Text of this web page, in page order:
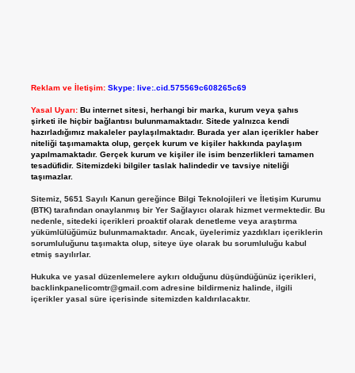
Reklam ve İletişim: Skype: live:.cid.575569c608265c69
Yasal Uyarı: Bu internet sitesi, herhangi bir marka, kurum veya şahıs
şirketi ile hiçbir bağlantısı bulunmamaktadır. Sitede yalnızca kendi
hazırladığımız makaleler paylaşılmaktadır. Burada yer alan içerikler haber
niteliği taşımamakta olup, gerçek kurum ve kişiler hakkında paylaşım
yapılmamaktadır. Gerçek kurum ve kişiler ile isim benzerlikleri tamamen
tesadüfidir. Sitemizdeki bilgiler taslak halindedir ve tavsiye niteliği
taşımazlar.
Sitemiz, 5651 Sayılı Kanun gereğince Bilgi Teknolojileri ve İletişim Kurumu
(BTK) tarafından onaylanmış bir Yer Sağlayıcı olarak hizmet vermektedir. Bu
nedenle, sitedeki içerikleri proaktif olarak denetleme veya araştırma
yükümlülüğümüz bulunmamaktadır. Ancak, üyelerimiz yazdıkları içeriklerin
sorumluluğunu taşımakta olup, siteye üye olarak bu sorumluluğu kabul
etmiş sayılırlar.
Hukuka ve yasal düzenlemelere aykırı olduğunu düşündüğünüz içerikleri,
backlinkpanelicomtr@gmail.comadresine bildirmeniz halinde, ilgili
içerikler yasal süre içerisinde sitemizden kaldırılacaktır.